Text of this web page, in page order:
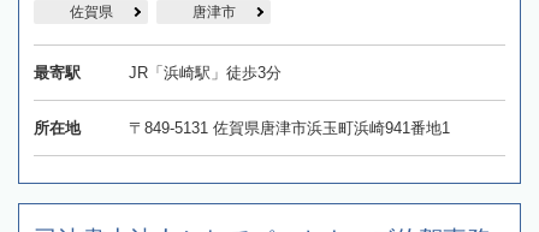
佐賀県 唐津市
最寄駅 JR「浜崎駅」徒歩3分
所在地 〒849-5131 佐賀県唐津市浜玉町浜崎941番地1